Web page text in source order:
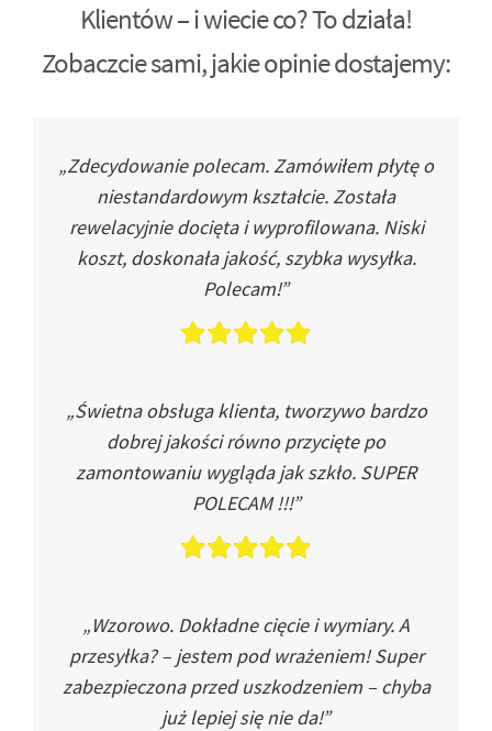
Klientów – i wiecie co? To działa!
Zobaczcie sami, jakie opinie dostajemy:
„Zdecydowanie polecam. Zamówiłem płytę o
niestandardowym kształcie. Została
rewelacyjnie docięta i wyprofilowana. Niski
koszt, doskonała jakość, szybka wysyłka.
Polecam!”
„Świetna obsługa klienta, tworzywo bardzo
dobrej jakości równo przycięte po
zamontowaniu wygląda jak szkło. SUPER
POLECAM !!!”
„Wzorowo. Dokładne cięcie i wymiary. A
przesyłka? – jestem pod wrażeniem! Super
zabezpieczona przed uszkodzeniem – chyba
już lepiej się nie da!”